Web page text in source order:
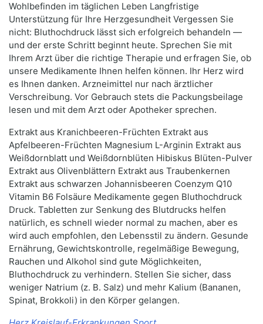
Wohlbefinden im täglichen Leben Langfristige
Unterstützung für Ihre Herzgesundheit Vergessen Sie
nicht: Bluthochdruck lässt sich erfolgreich behandeln —
und der erste Schritt beginnt heute. Sprechen Sie mit
Ihrem Arzt über die richtige Therapie und erfragen Sie, ob
unsere Medikamente Ihnen helfen können. Ihr Herz wird
es Ihnen danken. Arzneimittel nur nach ärztlicher
Verschreibung. Vor Gebrauch stets die Packungsbeilage
lesen und mit dem Arzt oder Apotheker sprechen.
Extrakt aus Kranichbeeren-Früchten Extrakt aus
Apfelbeeren-Früchten Magnesium L-Arginin Extrakt aus
Weißdornblatt und Weißdornblüten Hibiskus Blüten-Pulver
Extrakt aus Olivenblättern Extrakt aus Traubenkernen
Extrakt aus schwarzen Johannisbeeren Coenzym Q10
Vitamin B6 Folsäure Medikamente gegen Bluthochdruck
Druck. Tabletten zur Senkung des Blutdrucks helfen
natürlich, es schnell wieder normal zu machen, aber es
wird auch empfohlen, den Lebensstil zu ändern. Gesunde
Ernährung, Gewichtskontrolle, regelmäßige Bewegung,
Rauchen und Alkohol sind gute Möglichkeiten,
Bluthochdruck zu verhindern. Stellen Sie sicher, dass
weniger Natrium (z. B. Salz) und mehr Kalium (Bananen,
Spinat, Brokkoli) in den Körper gelangen.